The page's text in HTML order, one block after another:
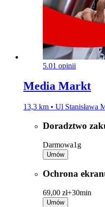
5.01 opinii
Media Markt
13,3 km • Ul Stanisława
Doradztwo
Darmowa1g
Umów
Ochrona
69,00 zł+30min
Umów